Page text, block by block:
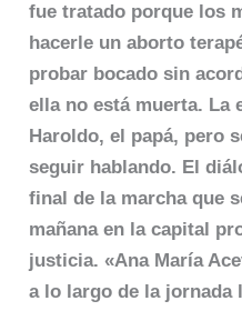
fue tratado porque los
hacerle un aborto
probar bocado sin
ella no está muerta. La
Haroldo, el papá, pero
seguir hablando. El
final de la marcha que
mañana en la capital
justicia. «Ana María
a lo largo de la jornada